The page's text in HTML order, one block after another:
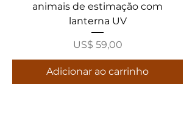
animais de estimação com
lanterna UV
Preço
US$ 59,00
Adicionar ao carrinho